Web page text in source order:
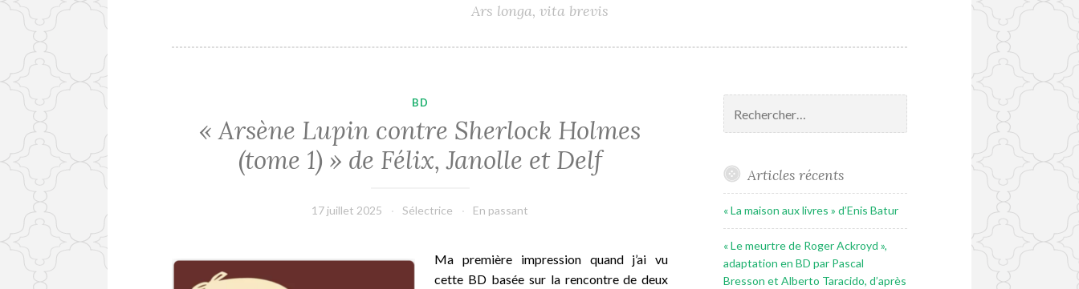
Ars longa, vita brevis
BD
« Arsène Lupin contre Sherlock Holmes
(tome 1) » de Félix, Janolle et Delf
17 juillet 2025 Sélectrice En passant
Ma première impression quand j’ai vu
cette BD basée sur la rencontre de deux
Articles récents
« La maison aux livres » d’Enis Batur
« Le meurtre de Roger Ackroyd »,
adaptation en BD par Pascal
Bresson et Alberto Taracido, d’après